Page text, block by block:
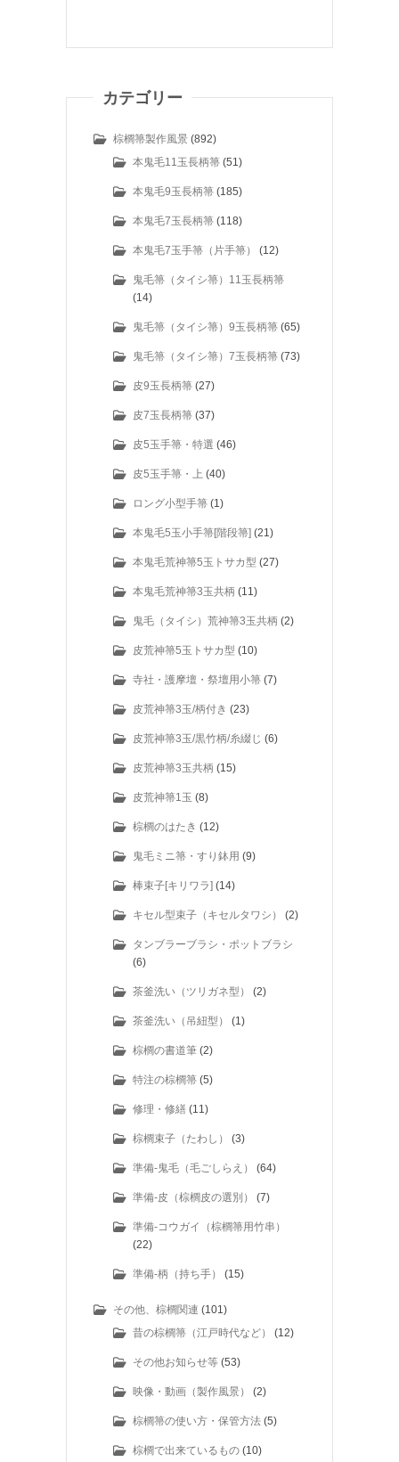
カテゴリー
棕櫚箒製作風景 (892)
本鬼毛11玉長柄箒 (51)
本鬼毛9玉長柄箒 (185)
本鬼毛7玉長柄箒 (118)
本鬼毛7玉手箒（片手箒） (12)
鬼毛箒（タイシ箒）11玉長柄箒
(14)
鬼毛箒（タイシ箒）9玉長柄箒 (65)
鬼毛箒（タイシ箒）7玉長柄箒 (73)
皮9玉長柄箒 (27)
皮7玉長柄箒 (37)
皮5玉手箒・特選 (46)
皮5玉手箒・上 (40)
ロング小型手箒 (1)
本鬼毛5玉小手箒[階段箒] (21)
本鬼毛荒神箒5玉トサカ型 (27)
本鬼毛荒神箒3玉共柄 (11)
鬼毛（タイシ）荒神箒3玉共柄 (2)
皮荒神箒5玉トサカ型 (10)
寺社・護摩壇・祭壇用小箒 (7)
皮荒神箒3玉/柄付き (23)
皮荒神箒3玉/黒竹柄/糸綴じ (6)
皮荒神箒3玉共柄 (15)
皮荒神箒1玉 (8)
棕櫚のはたき (12)
鬼毛ミニ箒・すり鉢用 (9)
棒束子[キリワラ] (14)
キセル型束子（キセルタワシ） (2)
タンブラーブラシ・ポットブラシ
(6)
茶釜洗い（ツリガネ型） (2)
茶釜洗い（吊紐型） (1)
棕櫚の書道筆 (2)
特注の棕櫚箒 (5)
修理・修繕 (11)
棕櫚束子（たわし） (3)
準備-鬼毛（毛ごしらえ） (64)
準備-皮（棕櫚皮の選別） (7)
準備-コウガイ（棕櫚箒用竹串）
(22)
準備-柄（持ち手） (15)
その他、棕櫚関連 (101)
昔の棕櫚箒（江戸時代など）
(12)
その他お知らせ等 (53)
映像・動画（製作風景） (2)
棕櫚箒の使い方・保管方法 (5)
棕櫚で出来ているもの (10)